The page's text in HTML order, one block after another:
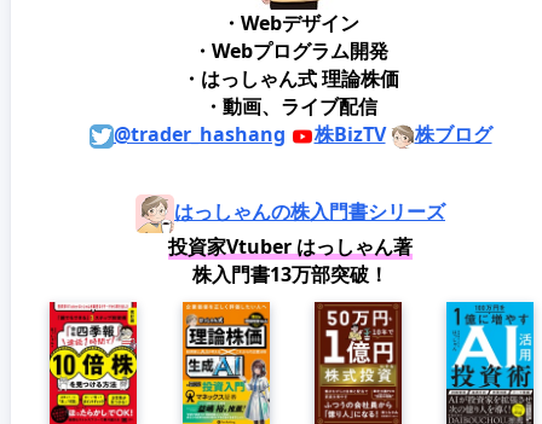
・Webデザイン
・Webプログラム開発
・はっしゃん式 理論株価
・動画、ライブ配信
@trader_hashang
株BizTV 株ブログ
はっしゃんの株入門書シリーズ
投資家Vtuber はっしゃん著
株入門書13万部突破！